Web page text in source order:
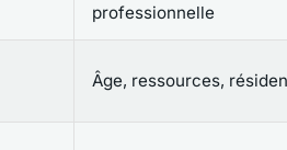
professionnelle
Âge, ressources,